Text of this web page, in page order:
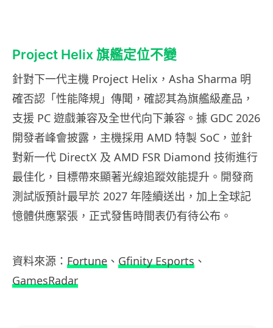
Project Helix 旗艦定位不變
針對下一代主機 Project Helix，Asha Sharma 明
確否認「性能降規」傳聞，確認其為旗艦級產品，
支援 PC 遊戲兼容及全世代向下兼容。據 GDC 2026
開發者峰會披露，主機採用 AMD 特製 SoC，並針
對新一代 DirectX 及 AMD FSR Diamond 技術進行
最佳化，目標帶來顯著光線追蹤效能提升。開發商
測試版預計最早於 2027 年陸續送出，加上全球記
憶體供應緊張，正式發售時間表仍有待公布。
資料來源： Fortune 、 Gfinity Esports 、
GamesRadar